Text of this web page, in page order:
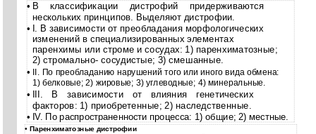
• В классификации дистрофий придерживаются
нескольких принципов. Выделяют дистрофии.
• I. В зависимости от преобладания морфологических
изменений в специализированных элементах
паренхимы или строме и сосудах: 1) паренхиматозные;
2) стромально- сосудистые; 3) смешанные.
•
II. По преобладанию нарушений того или иного вида обмена:
1) белковые; 2) жировые; 3) углеводные; 4) минеральные.
• III. В зависимости от влияния генетических
факторов: 1) приобретенные; 2) наследственные.
• IV. По распространенности процесса: 1) общие; 2) местные.
• Паренхиматозные дистрофии